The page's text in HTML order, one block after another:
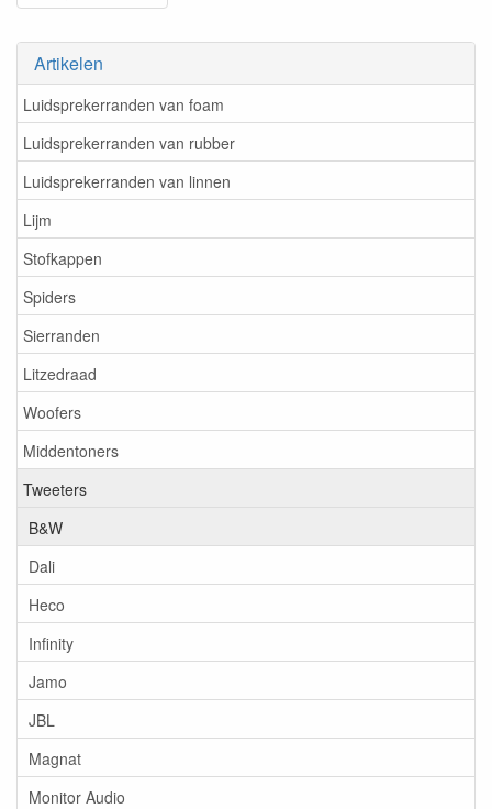
Artikelen
Luidsprekerranden van foam
Luidsprekerranden van rubber
Luidsprekerranden van linnen
Lijm
Stofkappen
Spiders
Sierranden
Litzedraad
Woofers
Middentoners
Tweeters
B&W
Dali
Heco
Infinity
Jamo
JBL
Magnat
Monitor Audio